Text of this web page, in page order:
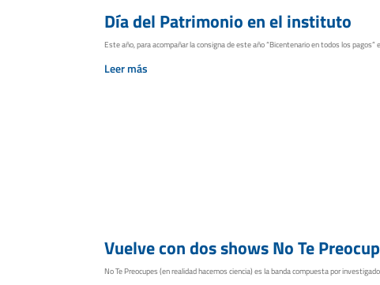
Día del Patrimonio en el instituto
Este año, para acompañar la consigna de este año “Bicentenario en todos los
Leer más
Vuelve con dos shows No Te
No Te Preocupes (en realidad hacemos ciencia) es la banda compuesta por